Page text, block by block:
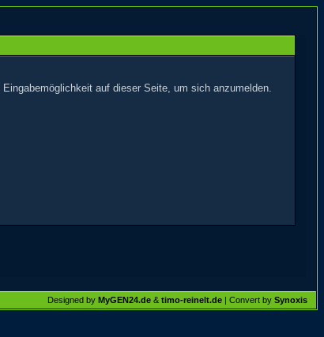
auf dieser Seite, um sich anzumelden.
Designed by MyGEN24.de & timo-reinelt.de | Convert by Synoxis